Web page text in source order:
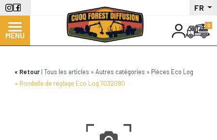
Aller
au
contenu
principal
FR
MENU
Retour Tous les articles Autres catégories
Pièces Eco Log
Rondelle de réglage Eco Log 7032090